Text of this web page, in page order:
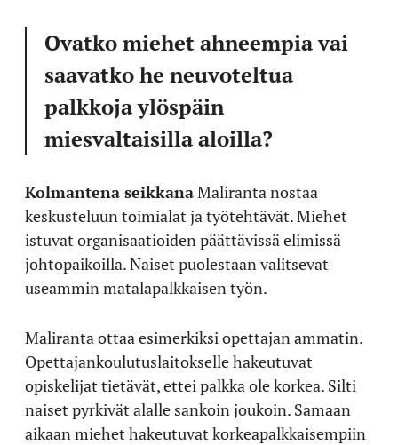
Ovatko miehet ahneempia vai
saavatko he neuvoteltua
palkkoja ylöspäin
miesvaltaisilla aloilla?
Kolmantena seikkanaMaliranta nostaa
keskusteluun toimialat ja työtehtävät. Miehet
istuvat organisaatioiden päättävissä elimissä
johtopaikoilla. Naiset puolestaan valitsevat
useammin matalapalkkaisen työn.
Maliranta ottaa esimerkiksi opettajan ammatin.
Opettajankoulutuslaitokselle hakeutuvat
opiskelijat tietävät, ettei palkka ole korkea. Silti
naiset pyrkivät alalle sankoin joukoin. Samaan
aikaan miehet hakeutuvat korkeapalkkaisempiin